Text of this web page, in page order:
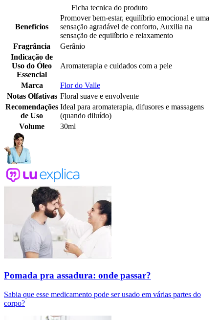
Ficha tecnica do produto
Benefícios
Promover bem-estar, equilíbrio emocional e uma
sensação agradável de conforto, Auxilia na
sensação de equilíbrio e relaxamento
Fragrância
Gerânio
Indicação de
Uso do Óleo
Essencial
Aromaterapia e cuidados com a pele
Marca
Flor do Valle
Notas Olfativas Floral suave e envolvente
Recomendações
de Uso
Ideal para aromaterapia, difusores e massagens
(quando diluído)
Volume
30ml
Pomada pra assadura: onde passar?
Sabia que esse medicamento pode ser usado em várias partes do
corpo?